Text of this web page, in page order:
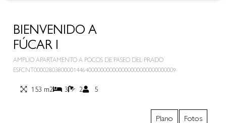
BIENVENIDO A
FÚCAR I
AMPLIO APARTAMENTO A POCOS DE PASEO DEL PRADO
ESFCNT00002803800001446400000000000000000000000000009
153 m2 3 2 5
Plano Fotos